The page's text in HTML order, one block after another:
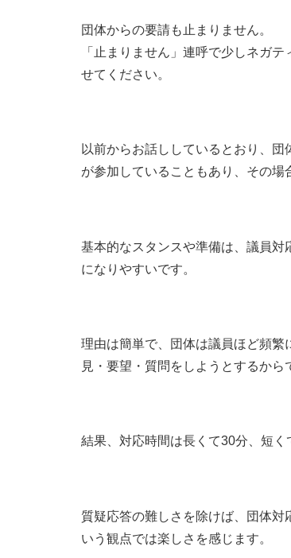
団体からの要請も止まりません。
「止まりません」連呼で少しネガ
せてください。
以前からお話ししているとおり、
が参加していることもあり、その場
基本的なスタンスや準備は、議員対
になりやすいです。
理由は簡単で、団体は議員ほど頻
見・要望・質問をしようとするから
結果、対応時間は長くて30分、短く
質疑応答の難しさを除けば、団体
いう観点では楽しさを感じます。